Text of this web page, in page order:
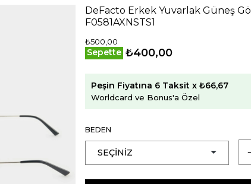
DeFacto Erkek Yuvarlak Güneş
F0581AXNSTS1
₺500,00
Sepette ₺400,00
Peşin Fiyatına 6 Taksit x ₺66,67
Worldcard ve Bonus'a Özel
BEDEN